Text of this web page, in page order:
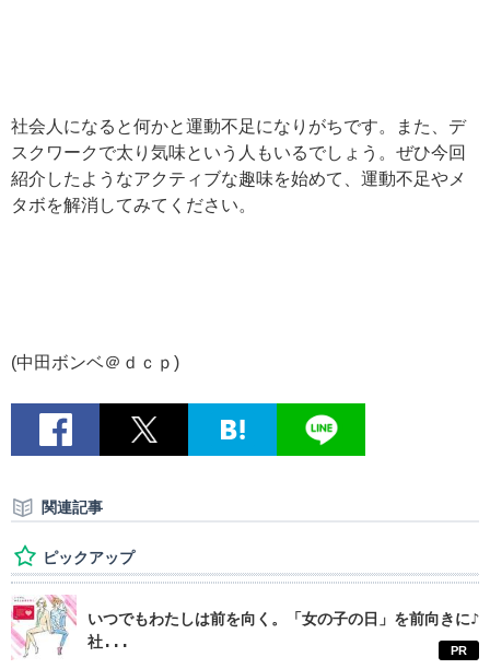
社会人になると何かと運動不足になりがちです。また、デ
スクワークで太り気味という人もいるでしょう。ぜひ今回
紹介したようなアクティブな趣味を始めて、運動不足やメ
タボを解消してみてください。
(中田ボンベ＠ｄｃｐ)
関連記事
ピックアップ
いつでもわたしは前を向く。「女の子の日」を前向きに♪
社...
PR